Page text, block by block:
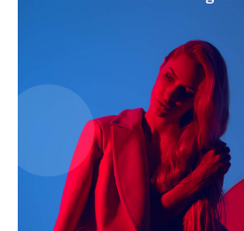
SUBSCRIBE NOW
Company
Contact us
Subscription Plans
My account